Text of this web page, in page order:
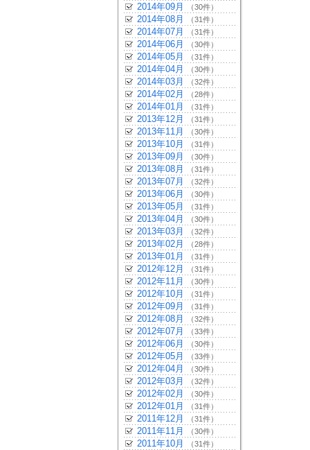
2014年09月 （30件）
2014年08月 （31件）
2014年07月 （31件）
2014年06月 （30件）
2014年05月 （31件）
2014年04月 （30件）
2014年03月 （32件）
2014年02月 （28件）
2014年01月 （31件）
2013年12月 （31件）
2013年11月 （30件）
2013年10月 （31件）
2013年09月 （30件）
2013年08月 （31件）
2013年07月 （32件）
2013年06月 （30件）
2013年05月 （31件）
2013年04月 （30件）
2013年03月 （32件）
2013年02月 （28件）
2013年01月 （31件）
2012年12月 （31件）
2012年11月 （30件）
2012年10月 （31件）
2012年09月 （31件）
2012年08月 （32件）
2012年07月 （33件）
2012年06月 （30件）
2012年05月 （33件）
2012年04月 （30件）
2012年03月 （32件）
2012年02月 （30件）
2012年01月 （31件）
2011年12月 （31件）
2011年11月 （30件）
2011年10月 （31件）